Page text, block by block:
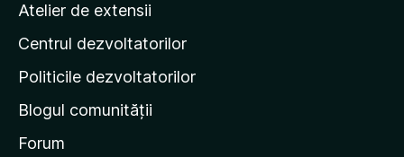
a
g
i
a
d
Atelier de extensii
Centrul dezvoltatorilor
Politicile dezvoltatorilor
Blogul comunității
Forum